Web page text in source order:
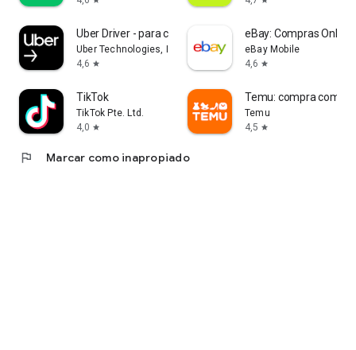
Uber Driver - para conductor
Uber Technologies, Inc.
4,6 star
eBay: Compras Online
eBay Mobile
4,6 star
TikTok
TikTok Pte. Ltd.
4,0 star
Temu: compra como
Temu
4,5 star
flag Marcar como inapropiado